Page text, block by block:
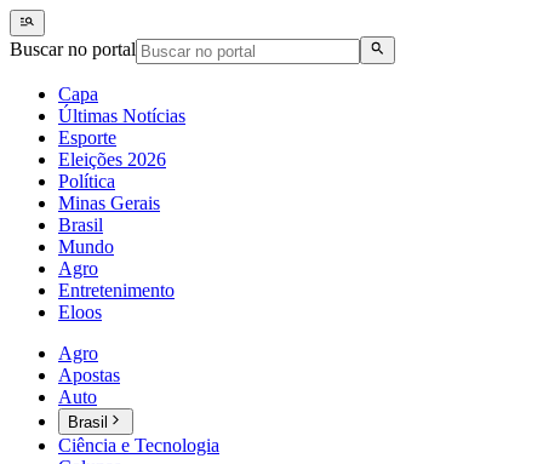
Buscar no portal
Capa
Últimas Notícias
Esporte
Eleições 2026
Política
Minas Gerais
Brasil
Mundo
Agro
Entretenimento
Eloos
Agro
Apostas
Auto
Brasil
Ciência e Tecnologia